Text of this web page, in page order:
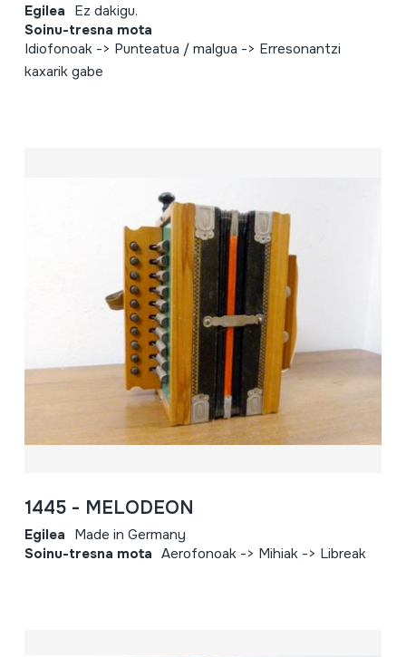
Egilea Ez dakigu.
Soinu-tresna mota
Idiofonoak -> Punteatua / malgua -> Erresonantzi
kaxarik gabe
1445 - MELODEON
Egilea Made in Germany
Soinu-tresna mota Aerofonoak -> Mihiak -> Libreak